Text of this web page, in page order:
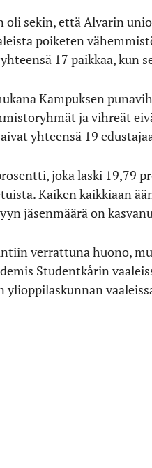
sekin, että Alvarin
poiketen
17 paikkaa, kun
Kampuksen
ja vihreät
yhteensä 19
joka laski 19,79
Kaiken kaikkiaan
jäsenmäärä on
verrattuna huono,
Studentkårin